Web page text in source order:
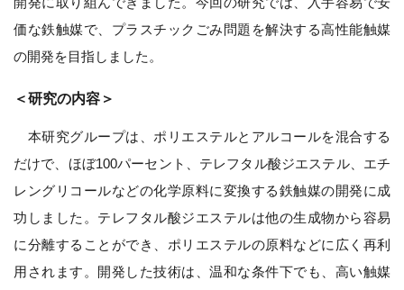
価な鉄触媒で、プラスチックごみ問題を解決する高性能触媒
の開発を目指しました。
＜研究の内容＞
本研究グループは、ポリエステルとアルコールを混合する
だけで、ほぼ100パーセント、テレフタル酸ジエステル、エチ
レングリコールなどの化学原料に変換する鉄触媒の開発に成
功しました。テレフタル酸ジエステルは他の生成物から容易
に分離することができ、ポリエステルの原料などに広く再利
用されます。開発した技術は、温和な条件下でも、高い触媒